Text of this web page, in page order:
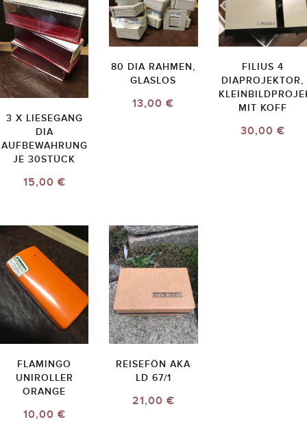
3 X LIESEGANG
DIA
AUFBEWAHRUNG
JE 30STÜCK
15,00 €
80 DIA RAHMEN,
GLASLOS
13,00 €
FILIUS 4
DIAPROJEKTOR,
MIT KOFF
30,00 €
FLAMINGO
UNIROLLER
ORANGE
10,00 €
REISEFÖN AKA
LD 67/1
21,00 €